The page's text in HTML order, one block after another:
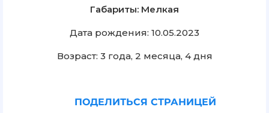
Габариты: Мелкая
Дата рождения: 10.05.2023
Возраст: 3 года, 2 месяца, 4 дня
ПОДЕЛИТЬСЯ СТРАНИЦЕЙ